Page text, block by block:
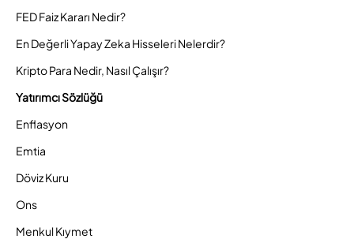
FED Faiz Kararı Nedir?
En Değerli Yapay Zeka Hisseleri Nelerdir?
Kripto Para Nedir, Nasıl Çalışır?
Yatırımcı Sözlüğü
Enflasyon
Emtia
Döviz Kuru
Ons
Menkul Kıymet